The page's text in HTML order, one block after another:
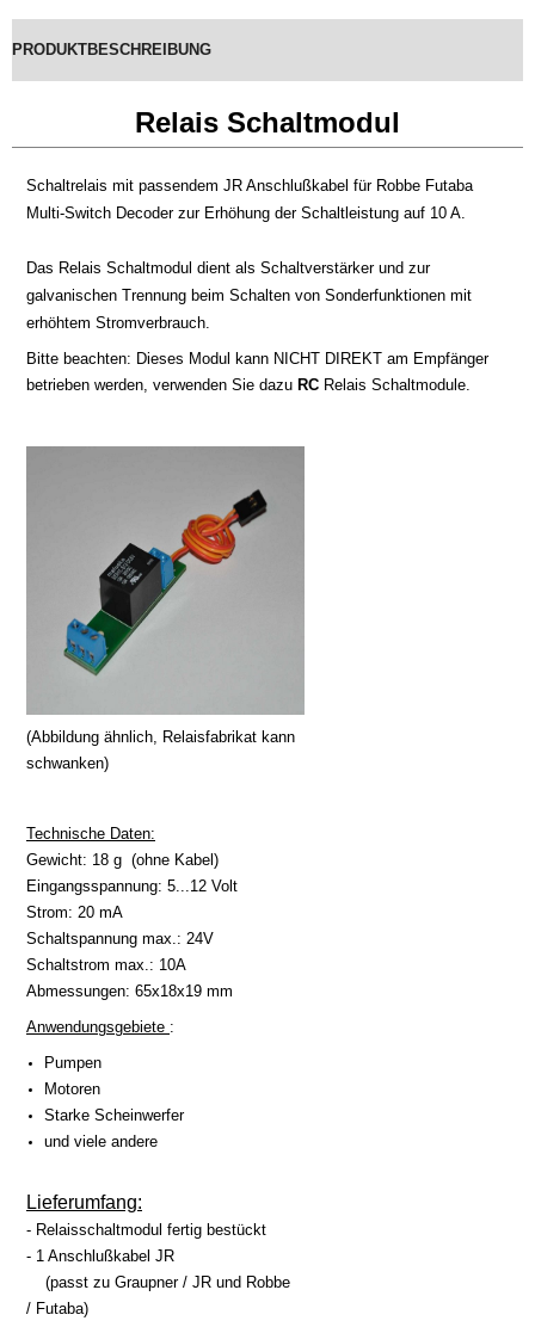
PRODUKTBESCHREIBUNG
Relais Schaltmodul
Schaltrelais mit passendem JR Anschlußkabel für Robbe Futaba
Multi-Switch Decoder zur Erhöhung der Schaltleistung auf 10 A.
Das Relais Schaltmodul dient als Schaltverstärker und zur
galvanischen Trennung beim Schalten von Sonderfunktionen mit
erhöhtem Stromverbrauch.
Bitte beachten: Dieses Modul kann NICHT DIREKT am Empfänger
betrieben werden, verwenden Sie dazu RC Relais Schaltmodule.
(Abbildung ähnlich, Relaisfabrikat kann
schwanken)
Technische Daten:
Gewicht: 18 g (ohne Kabel)
Eingangsspannung: 5...12 Volt
Strom: 20 mA
Schaltspannung max.: 24V
Schaltstrom max.: 10A
Abmessungen: 65x18x19 mm
Anwendungsgebiete :
Pumpen
Motoren
Starke Scheinwerfer
und viele andere
Lieferumfang:
- Relaisschaltmodul fertig bestückt
- 1 Anschlußkabel JR
(passt zu Graupner / JR und Robbe
/ Futaba)